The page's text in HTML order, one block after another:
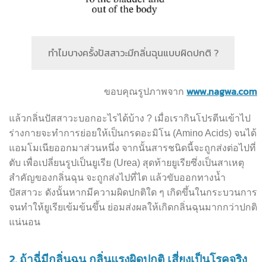
ทำไมบางครั้งปัสสาวะมีกลิ่นฉุนแบบผิดปกติ ?
ขอบคุณรูปภาพจาก www.nagwa.com
แล้วกลิ่นปัสสาวะบอกอะไรได้บ้าง ? เมื่อเรากินโปรตีนเข้าไป
ร่างกายจะทำการย่อยให้เป็นกรดอะมิโน (Amino Acids) จนได้
แอมโมเนียออกมาส่วนหนึ่ง จากนั้นสารชนิดนี้จะถูกส่งต่อไปที่
ตับ เพื่อเปลี่ยนรูปเป็นยูเรีย (Urea) สุดท้ายยูเรียซึ่งเป็นสาเหตุ
สำคัญของกลิ่นฉุน จะถูกส่งไปที่ไต แล้วขับออกทางน้ำ
ปัสสาวะ ดังนั้นหากมีความผิดปกติใด ๆ เกิดขึ้นในกระบวนการ
จนทำให้ยูเรียเข้มข้นขึ้น ย่อมส่งผลให้เกิดกลิ่นฉุนมากกว่าปกติ
แน่นอน
ถ้าฉี่มีกลิ่นฉุน กลิ่นแรงผิดปกติ เสี่ยงเป็นโรคจริง